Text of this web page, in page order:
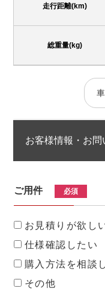
走行距離(km)
総重量(kg)
お客様情報・お
ご用件 必須
お見積りが欲し
仕様確認したい
購入方法を相談
その他